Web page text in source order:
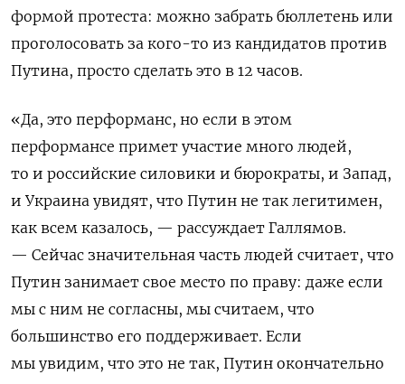
формой протеста: можно забрать бюллетень или
проголосовать за кого-то из кандидатов против
Путина, просто сделать это в 12 часов.
«Да, это перформанс, но если в этом
перформансе примет участие много людей,
то и российские силовики и бюрократы, и Запад,
и Украина увидят, что Путин не так легитимен,
как всем казалось, — рассуждает Галлямов.
— Сейчас значительная часть людей считает, что
Путин занимает свое место по праву: даже если
мы с ним не согласны, мы считаем, что
большинство его поддерживает. Если
мы увидим, что это не так, Путин окончательно